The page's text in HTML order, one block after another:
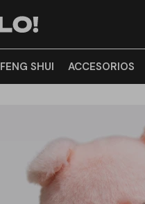
FENG SHUI ACCESORIOS